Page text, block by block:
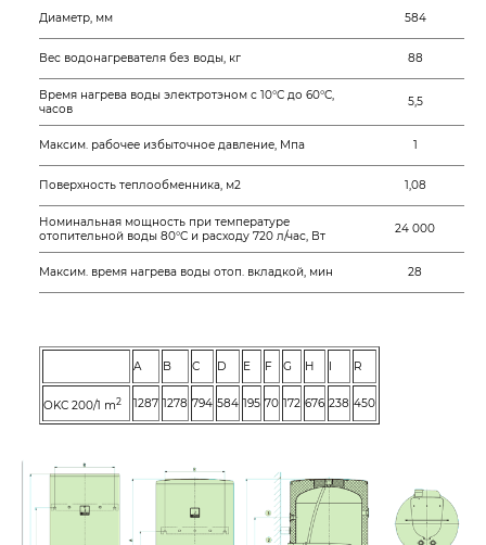
Диаметр, мм 584
Вес водонагревателя без воды, кг 88
Время нагрева воды электротэном с 10°C до 60°C,
часов
5,5
Максим. рабочее избыточное давление, Мпа 1
Поверхность теплообменника, м2 1,08
Номинальная мощность при температуре
отопительной воды 80°C и расходу 720 л/час, Вт
24 000
Максим. время нагрева воды отоп. вкладкой, мин 28
A B C D E F G H R
OKC 200/1 m2 1287 1278 794 584 195 70 172 676 238 450